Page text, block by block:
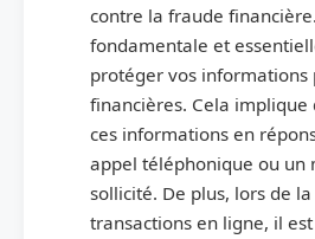
contre la fraude
fondamentale et
protéger vos informations
financières. Cela
ces informations en
appel téléphonique ou un
sollicité. De plus, lors de
transactions en ligne, il